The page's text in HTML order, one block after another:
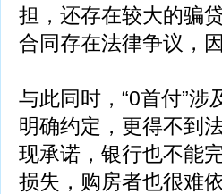
担，还存在较大的骗
合同存在法律争议，
与此同时，“0首付”
明确约定，更得不到
现承诺，银行也不能
损失，购房者也很难